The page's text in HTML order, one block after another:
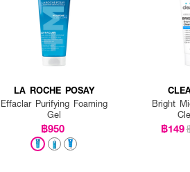
LA ROCHE POSAY
Effaclar Purifying Foaming
Gel
฿950
Bright
฿149